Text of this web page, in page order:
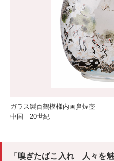
ガラス製百鶴模様内画鼻煙壺
中国 20世紀
「嗅ぎたばこ入れ 人々を